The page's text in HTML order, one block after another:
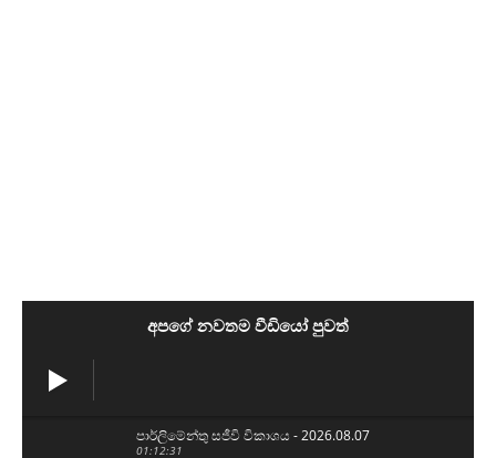
අපගේ නවතම වීඩියෝ පුවත්
පාර්ලිමේන්තු සජීවි විකාශය - 2026.08.07
01:12:31